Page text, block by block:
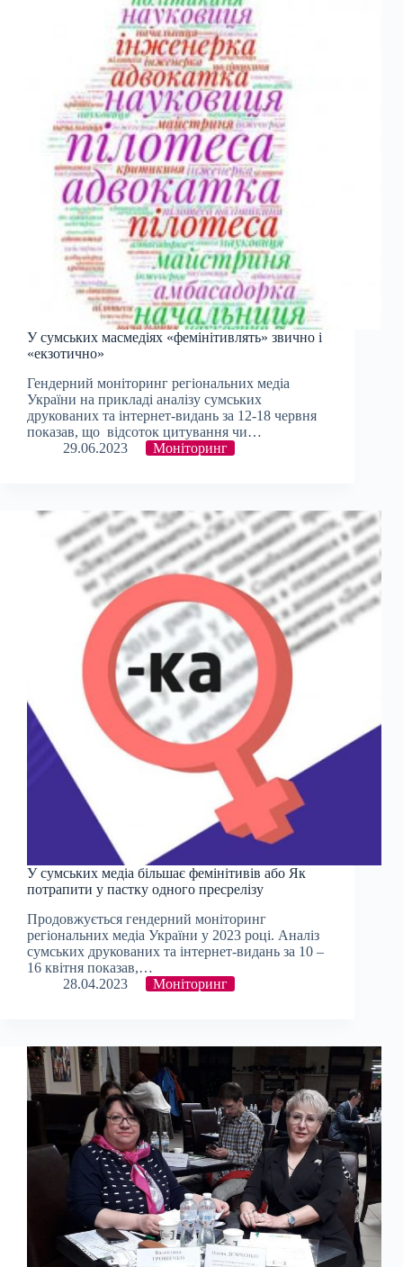
У сумських масмедіях «фемінітивлять» звично і
«екзотично»
Гендерний моніторинг регіональних медіа
України на прикладі аналізу сумських
друкованих та інтернет-видань за 12-18 червня
показав, що відсоток цитування чи…
29.06.2023
Моніторинг
У сумських медіа більшає фемінітивів або Як
потрапити у пастку одного пресрелізу
Продовжується гендерний моніторинг
регіональних медіа України у 2023 році. Аналіз
сумських друкованих та інтернет-видань за 10 –
16 квітня показав,…
28.04.2023
Моніторинг